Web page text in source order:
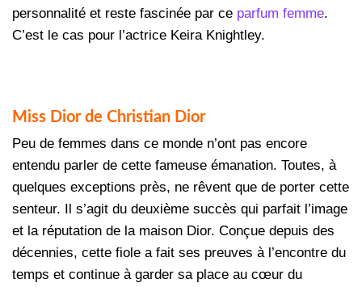
personnalité et reste fascinée par ce parfum femme.
C’est le cas pour l’actrice Keira Knightley.
Miss Dior de Christian Dior
Peu de femmes dans ce monde n’ont pas encore
entendu parler de cette fameuse émanation. Toutes, à
quelques exceptions près, ne rêvent que de porter cette
senteur. Il s’agit du deuxième succès qui parfait l’image
et la réputation de la maison Dior. Conçue depuis des
décennies, cette fiole a fait ses preuves à l’encontre du
temps et continue à garder sa place au cœur du